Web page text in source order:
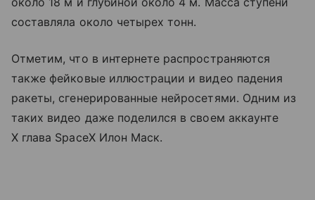
составляла около четырех тонн.
Отметим, что в интернете распространяются
также фейковые иллюстрации и видео падения
ракеты, сгенерированные нейросетями. Одним из
таких видео даже поделился в своем аккаунте
X глава SpaceX Илон Маск.